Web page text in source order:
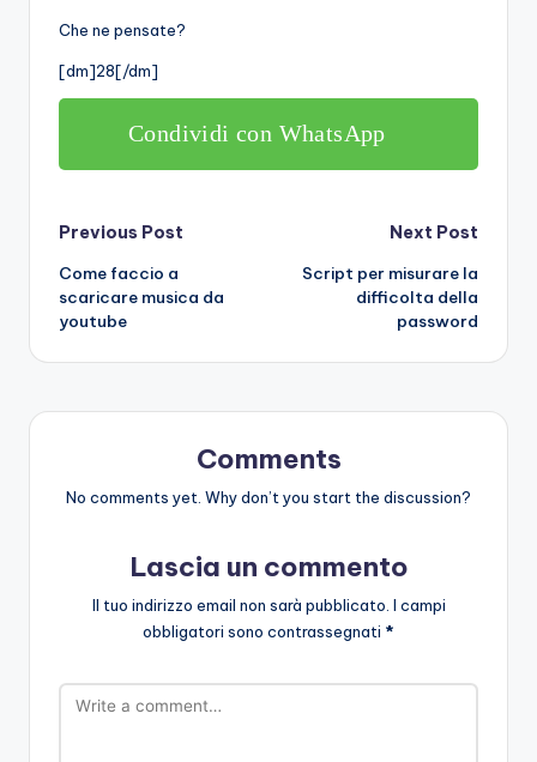
Che ne pensate?
[dm]28[/dm]
Condividi con WhatsApp
Post
navigation
Previous Post
Come faccio a
scaricare musica da
youtube
Next Post
Script per misurare la
difficolta della
password
Comments
No comments yet. Why don’t you start the discussion?
Lascia un commento
Il tuo indirizzo email non sarà pubblicato. I campi
obbligatori sono contrassegnati *